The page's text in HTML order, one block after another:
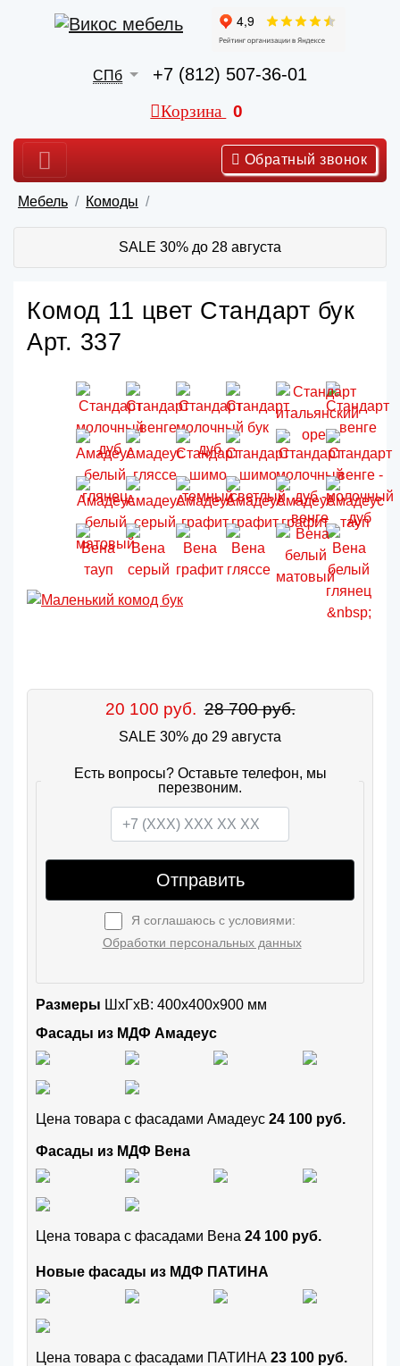
СПб +7 (812) 507-36-01
Корзина 0
Обратный звонок
Мебель Комоды
SALE 30% до 28 августа
Комод 11 цвет Стандарт бук
Арт. 337
20 100 руб. 28 700 руб.
SALE 30% до 29 августа
Есть вопросы? Оставьте телефон, мы
перезвоним.
Отправить
Я соглашаюсь с условиями:
Обработки персональных данных
Размеры ШxГхВ: 400x400x900 мм
Фасады из МДФ Амадеус
Цена товара с фасадами Амадеус 24 100 руб.
Фасады из МДФ Вена
Цена товара с фасадами Вена 24 100 руб.
Новые фасады из МДФ ПАТИНА
Цена товара с фасадами ПАТИНА 23 100 руб.